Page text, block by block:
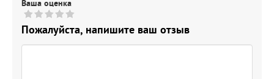
Ваша оценка
Пожалуйста, напишите ваш отзыв